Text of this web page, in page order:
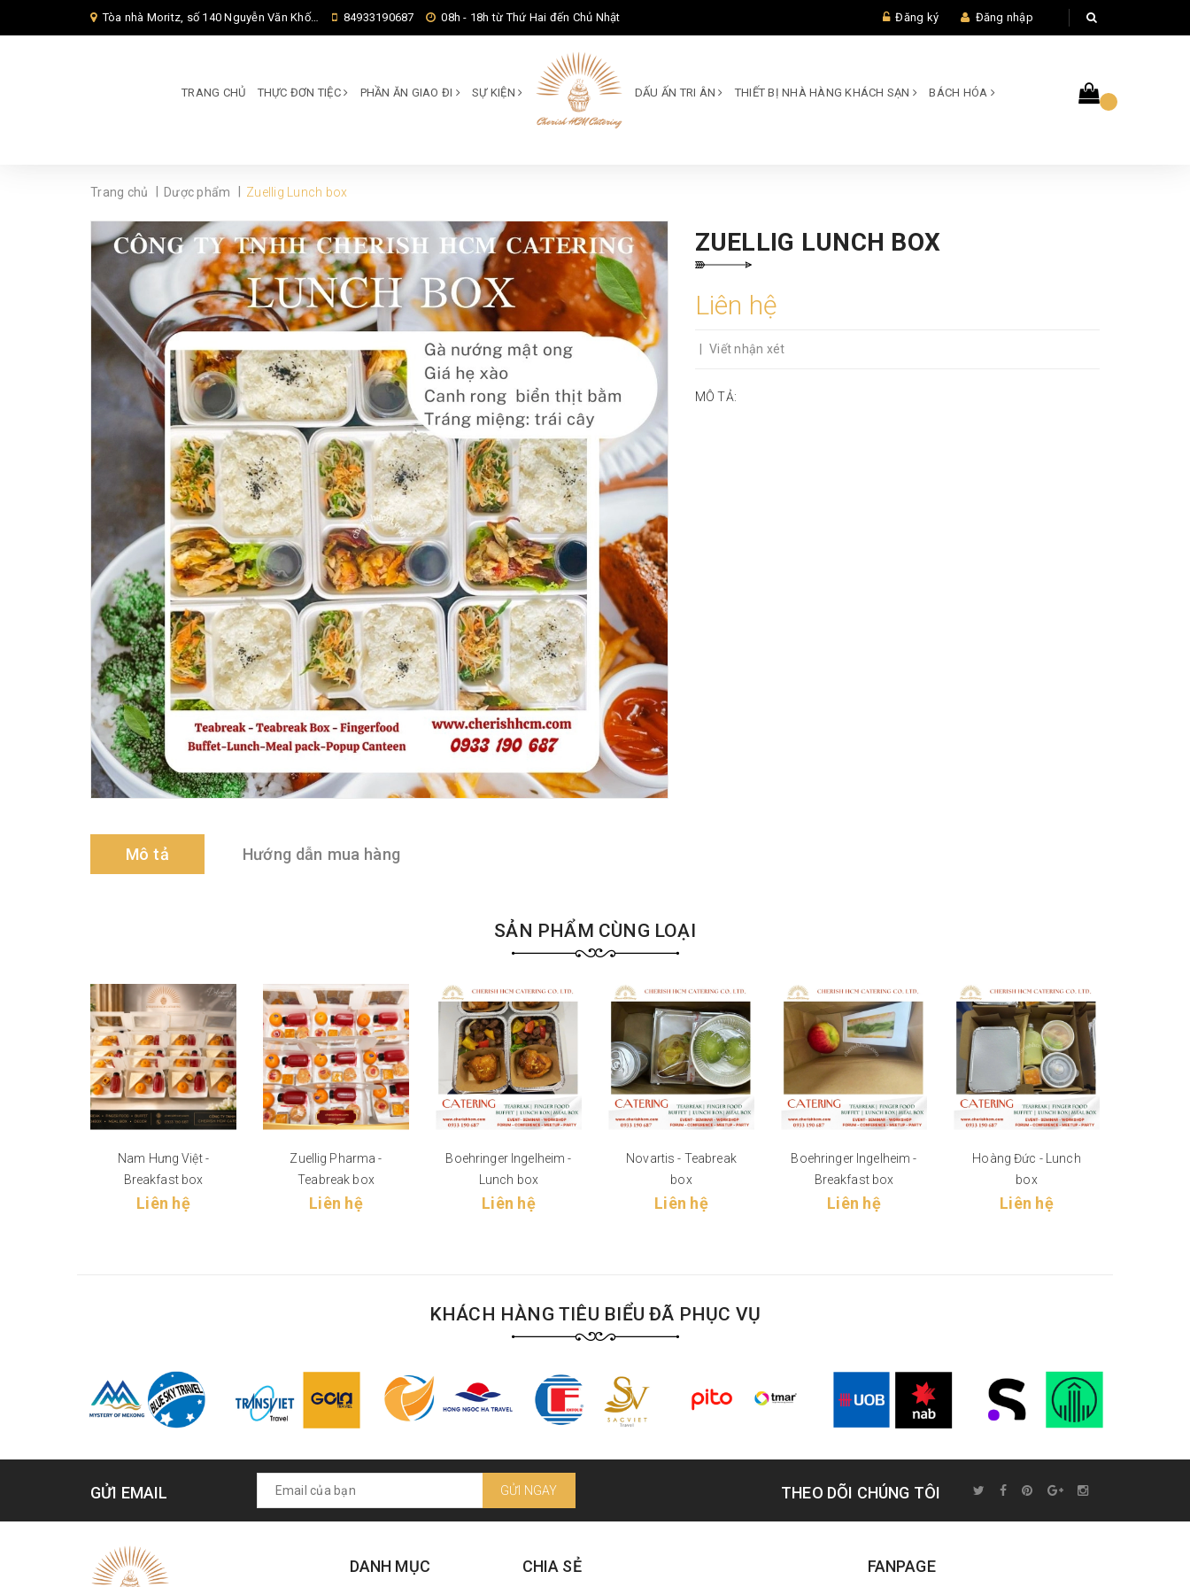
Tòa nhà Moritz, số 140 Nguyễn Văn Khối, Phường Thông Tây Hội, Thành phố Hồ Chí Minh, TP Hồ Chí Minh, 84933190687 08h - 18h từ Thứ Hai đến Chủ Nhật Đăng ký Đăng nhập
TRANG CHỦ THỰC ĐƠN TIỆC PHẦN ĂN GIAO ĐI SỰ KIỆN DẤU ẤN TRI ÂN THIẾT BỊ NHÀ HÀNG KHÁCH SẠN BÁCH HÓA
Trang chủ Dược phẩm Zuellig Lunch box
ZUELLIG LUNCH BOX
Liên hệ
Viết nhận xét
MÔ TẢ:
Mô tả Hướng dẫn mua hàng
SẢN PHẨM CÙNG LOẠI
Nam Hưng Việt -
Breakfast box
Liên hệ
Zuellig Pharma -
Teabreak box
Liên hệ
Boehringer Ingelheim -
Lunch box
Liên hệ
Novartis - Teabreak
box
Liên hệ
Boehringer Ingelheim -
Breakfast box
Liên hệ
Hoàng Đức - Lunch
box
Liên hệ
KHÁCH HÀNG TIÊU BIỂU ĐÃ PHỤC VỤ
GỬI EMAIL GỬI NGAY THEO DÕI CHÚNG TÔI
DANH MỤC CHIA SẺ FANPAGE